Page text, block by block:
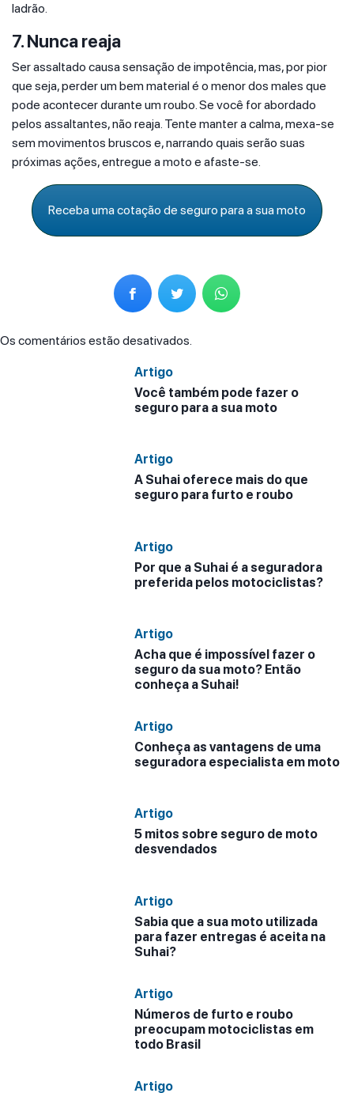
ladrão.
7. Nunca reaja
Ser assaltado causa sensação de impotência, mas, por pior
que seja, perder um bem material é o menor dos males que
pode acontecer durante um roubo. Se você for abordado
pelos assaltantes, não reaja. Tente manter a calma, mexa-se
sem movimentos bruscos e, narrando quais serão suas
próximas ações, entregue a moto e afaste-se.
Receba uma cotação de seguro para a sua moto
Os comentários estão desativados.
Artigo
Você também pode fazer o
seguro para a sua moto
Artigo
A Suhai oferece mais do que
seguro para furto e roubo
Artigo
Por que a Suhai é a seguradora
preferida pelos motociclistas?
Artigo
Acha que é impossível fazer o
seguro da sua moto? Então
conheça a Suhai!
Artigo
Conheça as vantagens de uma
seguradora especialista em moto
Artigo
5 mitos sobre seguro de moto
desvendados
Artigo
Sabia que a sua moto utilizada
para fazer entregas é aceita na
Suhai?
Artigo
Números de furto e roubo
preocupam motociclistas em
todo Brasil
Artigo